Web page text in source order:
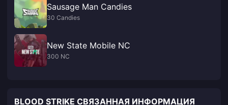
Sausage Man Candies
30 Candies
New State Mobile NC
300 NC
BLOOD STRIKE СВЯЗАННАЯ ИНФОРМАЦИЯ